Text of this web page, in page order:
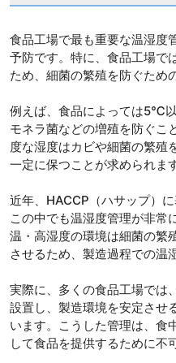
食品工場で最も重要な温湿度
予防です。特に、食品工場で
ため、細菌の繁殖を防ぐため
例えば、食品によっては5℃
モネラ菌などの増殖を防ぐこ
度な湿度はカビや細菌の繁殖
一定に保つことが求められます
近年、HACCP（ハサップ）
この中でも温湿度管理が非常
温・高湿度の環境は細菌の繁
させるため、製造過程での温
実際に、多くの食品工場では
設置し、製造環境を安定させ
います。こうした管理は、食
して食品を提供するために不